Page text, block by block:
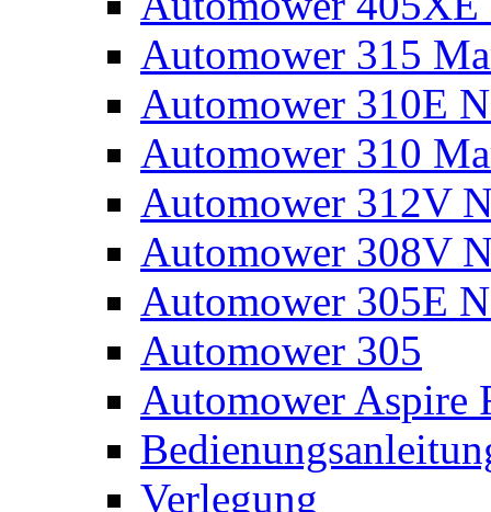
Automower 315
Automower 310E
Automower 310
Automower 312V
Automower 308V
Automower 305E
Automower 305
Automower Aspire
Verlegung